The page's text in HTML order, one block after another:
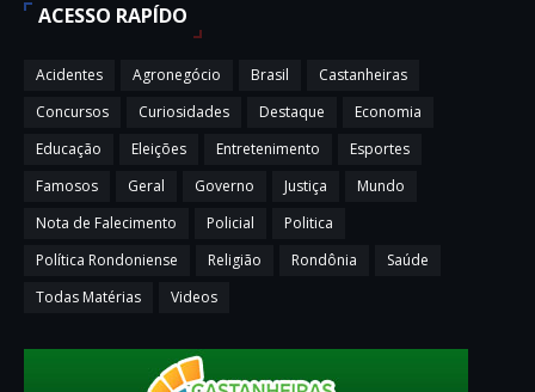
ACESSO RAPÍDO
Acidentes Agronegócio Brasil
Castanheiras
Concursos
Curiosidades Destaque
Economia
Educação
Eleições Entretenimento
Esportes
Famosos
Geral Governo Justiça
Mundo
Nota de Falecimento
Policial
Politica
Política Rondoniense
Religião Rondônia
Saúde
Todas Matérias
Videos